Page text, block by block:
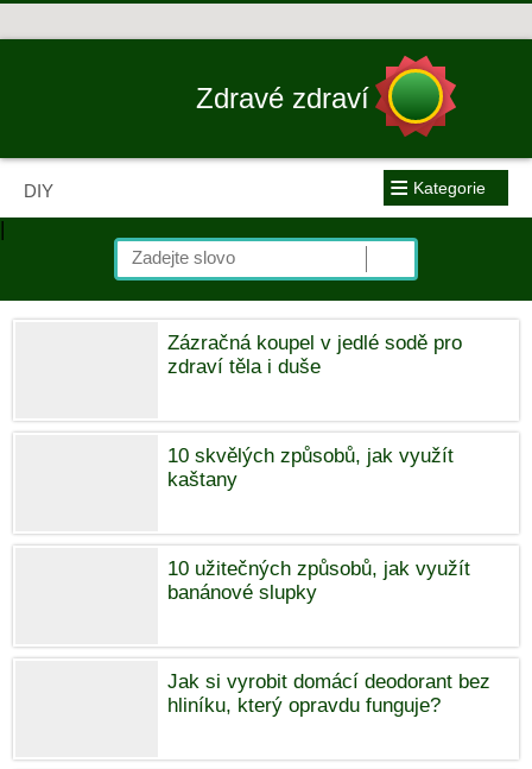
Zdravé zdraví
DIY ≡ Kategorie
|
Zázračná koupel v jedlé sodě pro
zdraví těla i duše
10 skvělých způsobů, jak využít
kaštany
10 užitečných způsobů, jak využít
banánové slupky
Jak si vyrobit domácí deodorant bez
hliníku, který opravdu funguje?